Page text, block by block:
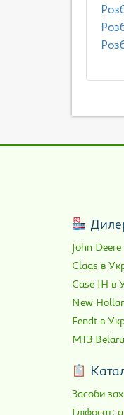
John Deere
Claas в
Case IH в
New
Fendt в
МТЗ
Засоби